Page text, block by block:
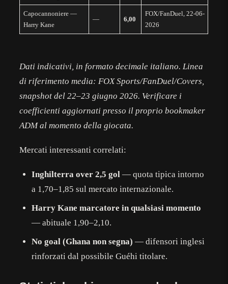
Capocannoniere —
Harry Kane
— 6,00
FOX/FanDuel, 22-06-
2026
Dati indicativi, in formato decimale italiano. Linea
di riferimento media: FOX Sports/FanDuel/Covers,
snapshot del 22–23 giugno 2026. Verificare i
coefficienti aggiornati presso il proprio bookmaker
ADM al momento della giocata.
Mercati interessanti correlati:
Inghilterra over 2,5 gol — quota tipica intorno
a 1,70–1,85 sul mercato internazionale.
Harry Kane marcatore in qualsiasi momento
— abituale 1,90–2,10.
No goal (Ghana non segna) — difensori inglesi
rinforzati dal possibile Guéhi titolare.